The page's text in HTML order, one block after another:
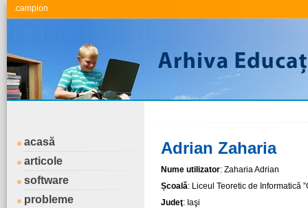
.campion
acasă
articole
software
probleme
Adrian Zaharia
Nume utilizator: Zaharia Adrian
Școală: Liceul Teoretic de Informatică
Judeţ: Iaşi